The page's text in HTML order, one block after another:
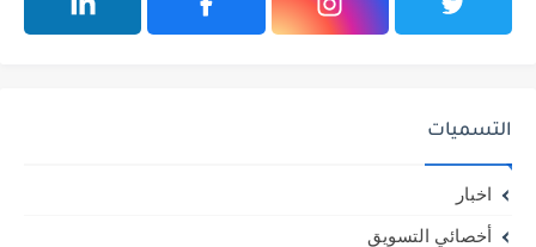
التسميات
اخبار
أخصائي التسويق